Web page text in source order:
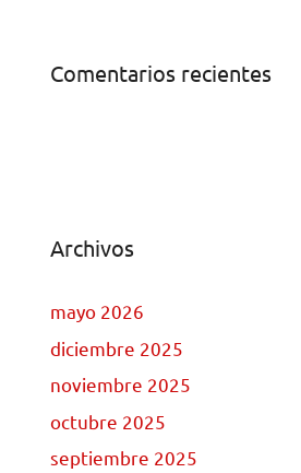
Comentarios recientes
Archivos
mayo 2026
diciembre 2025
noviembre 2025
octubre 2025
septiembre 2025